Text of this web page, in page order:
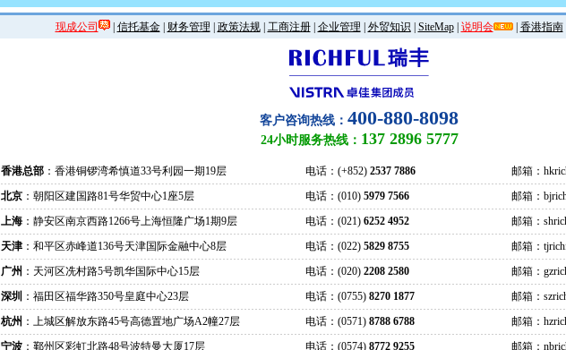
现成公司 | 信托基金| 财务管理 政策法规| 工商注册| 企业管理 外贸知识 SiteMap| 说明会 | 香港指南|
客户咨询热线： 400-880-8098
24小时服务热线： 137 2896 5777
香港总部 ：香港铜锣湾希慎道33号利园一期19层 电话：(+852) 2537 7886
邮箱：
北京 ：朝阳区建国路81号华贸中心1座5层 电话：(010) 5979 7566
邮箱：
上海 ：静安区南京西路1266号上海恒隆广场1期9层 电话：(021) 6252 4952
邮箱：
天津 ：和平区赤峰道136号天津国际金融中心8层 电话：(022) 5829 8755
邮箱：
广州 ：天河区冼村路5号凯华国际中心15层 电话：(020) 2208 2580
邮箱：
深圳 ：福田区福华路350号皇庭中心23层 电话：(0755) 8270 1877
邮箱：
杭州 ：上城区解放东路45号高德置地广场A2幢27层 电话：(0571) 8788 6788
邮箱：
宁波 ：鄞州区彩虹北路48号波特曼大厦17层 电话：(0574) 8772 9255 邮箱：